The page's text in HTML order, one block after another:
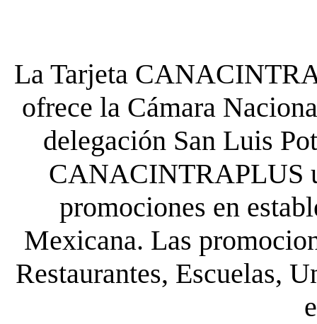
La Tarjeta
ofrece la Cámara
delegación San Luis
CANACINTRAPLUS
promociones en
Mexicana. Las
Restaurantes, Escuelas,